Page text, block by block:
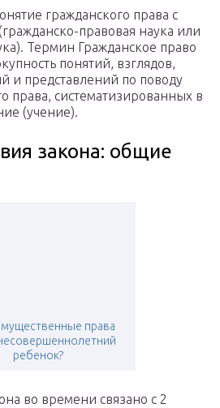
гражданского права с
правовая наука или
Термин Гражданское право
понятий, взглядов,
и представлений по поводу
права, систематизированных в
(учение).
закона: общие
права
ребенок?
во времени связано с 2